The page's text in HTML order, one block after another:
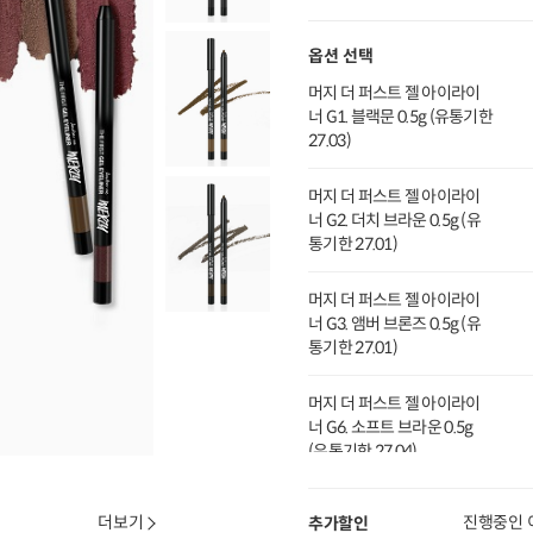
더보기
옵션 선택
머지 더 퍼스트 젤 아이라이
너 G1. 블랙문 0.5g (유통기한
27.03)
머지 더 퍼스트 젤 아이라이
너 G2. 더치 브라운 0.5g (유
통기한 27.01)
머지 더 퍼스트 젤 아이라이
너 G3. 앰버 브론즈 0.5g (유
통기한 27.01)
머지 더 퍼스트 젤 아이라이
너 G6. 소프트 브라운 0.5g
(유통기한 27.04)
추가할인 진행중인